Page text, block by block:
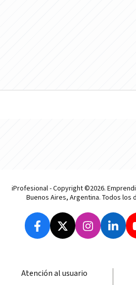
iProfesional - Copyright ©2026.
Buenos Aires, Argentina. Todos los
Atención al usuario